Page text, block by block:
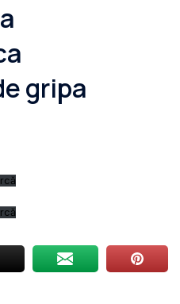
gripa